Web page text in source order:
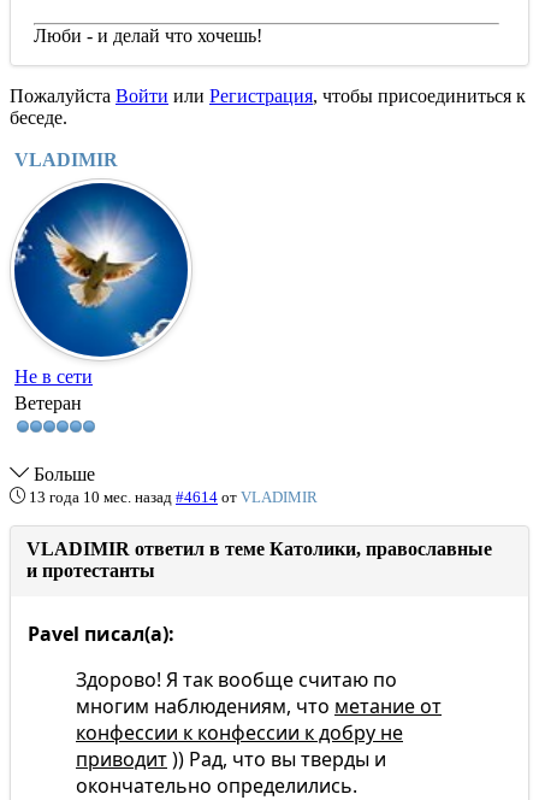
Люби - и делай что хочешь!
Пожалуйста Войти или Регистрация, чтобы присоединиться к
беседе.
VLADIMIR
Не в сети
Ветеран
Больше
13 года 10 мес. назад #4614 от VLADIMIR
VLADIMIR ответил в теме Католики, православные
и протестанты
Pavel писал(а):
Здорово! Я так вообще считаю по
многим наблюдениям, что метание от
конфессии к конфессии к добру не
приводит)) Рад, что вы тверды и
окончательно определились.